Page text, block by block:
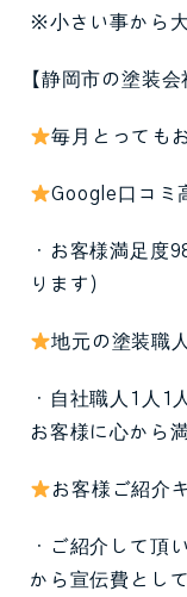
※小さい事から
【静岡市の塗装
毎月とっても
Google口コミ
・お客様満足度
ります）
地元の塗装職
・自社職人1人1
お客様に心から
お客様ご紹介
・ご紹介して頂
から宣伝費とし